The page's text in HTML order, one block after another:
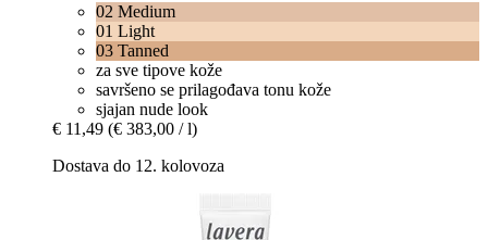
02 Medium
01 Light
03 Tanned
za sve tipove kože
savršeno se prilagođava tonu kože
sjajan nude look
€ 11,49 (€ 383,00 / l)
Dostava do 12. kolovoza